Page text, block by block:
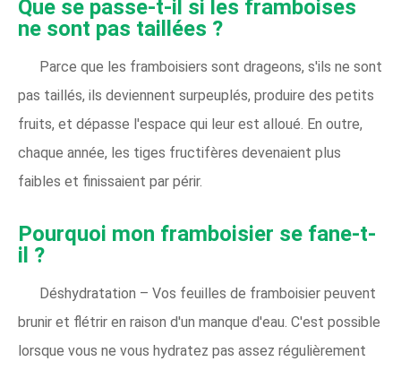
Que se passe-t-il si les framboises
ne sont pas taillées ?
Parce que les framboisiers sont drageons, s'ils ne sont
pas taillés, ils deviennent surpeuplés, produire des petits
fruits, et dépasse l'espace qui leur est alloué. En outre,
chaque année, les tiges fructifères devenaient plus
faibles et finissaient par périr.
Pourquoi mon framboisier se fane-t-
il ?
Déshydratation – Vos feuilles de framboisier peuvent
brunir et flétrir en raison d'un manque d'eau. C'est possible
lorsque vous ne vous hydratez pas assez régulièrement